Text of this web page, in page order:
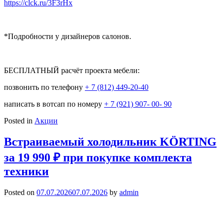
https://clck.ru/3F3rHx
*Подробности у дизайнеров салонов.
БЕСПЛАТНЫЙ расчёт проекта мебели:
позвонить по телефону + 7 (812) 449-20-40
написать в вотсап по номеру + 7 (921) 907- 00- 90
Posted in Акции
Встраиваемый холодильник KÖRTING
за 19 990 ₽ при покупке комплекта
техники
Posted on 07.07.202607.07.2026 by admin